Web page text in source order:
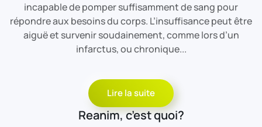
incapable de pomper suffisamment de sang pour
répondre aux besoins du corps. L’insuffisance peut être
aiguë et survenir soudainement, comme lors d’un
infarctus, ou chronique...
Lire la suite
Reanim, c’est quoi?